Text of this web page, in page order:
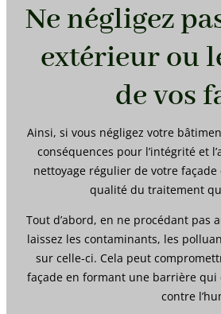
Ne négligez
extérieur ou
de vos
Ainsi, si vous négligez votre
conséquences pour l’intégrité et
nettoyage régulier de votre
qualité du traitement
Tout d’abord, en ne procédant pas
laissez les contaminants, les
sur celle-ci. Cela peut
façade en formant une barrière
contre